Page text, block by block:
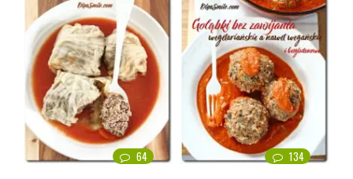
64 134